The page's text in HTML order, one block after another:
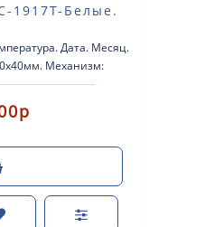
1917T-Белые.
Дата. Месяц.
Механизм:
пластик Будильн..